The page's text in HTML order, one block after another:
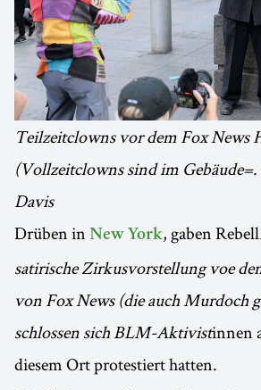
Teilzeitclowns vor dem Fox News
(Vollzeitclowns sind im
Davis
Drüben in New York, gaben Rebell
satirische Zirkusvorstellung voe
von Fox News (die auch Murdoch
schlossen sich BLM-Aktivistinnen
diesem Ort protestiert hatten.